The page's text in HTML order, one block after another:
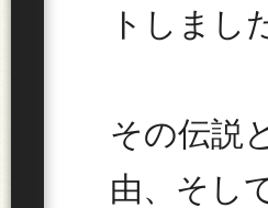
トしまし
その伝説
由、そし